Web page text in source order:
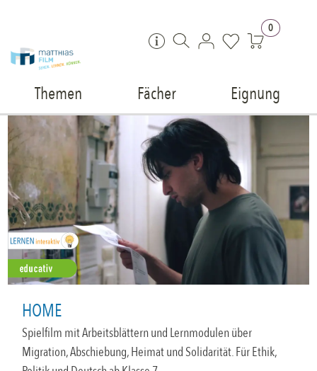
0
Themen Fächer Eignung
HOME
Spielfilm mit Arbeitsblättern und Lernmodulen über
Migration, Abschiebung, Heimat und Solidarität. Für Ethik,